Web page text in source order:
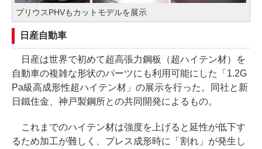
プリウスPHVもカットモデルを展示
日産自動車
日産は世界で初めて超高張力鋼板（超ハイテン材）を
自動車の複雑な形状のパーツにも利用可能にした「1.2G
Pa級高成形性超ハイテン材」の展示を行った。同社と新
日鐵住金、神戸製鋼所との共同開発によるもの。
これまでのハイテン材は強度を上げると延性が低下す
るため加工が難しく、プレス成形時に「割れ」が発生し